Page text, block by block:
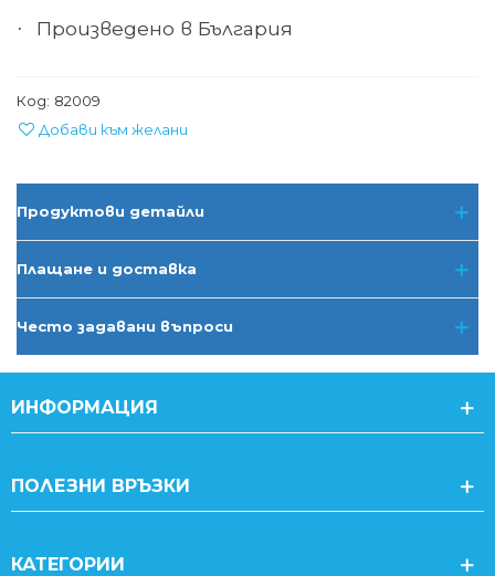
· Произведено в България
Код: 82009
Добави към желани
Продуктови детайли
Плащане и доставка
Често задавани въпроси
ИНФОРМАЦИЯ
ПОЛЕЗНИ ВРЪЗКИ
КАТЕГОРИИ